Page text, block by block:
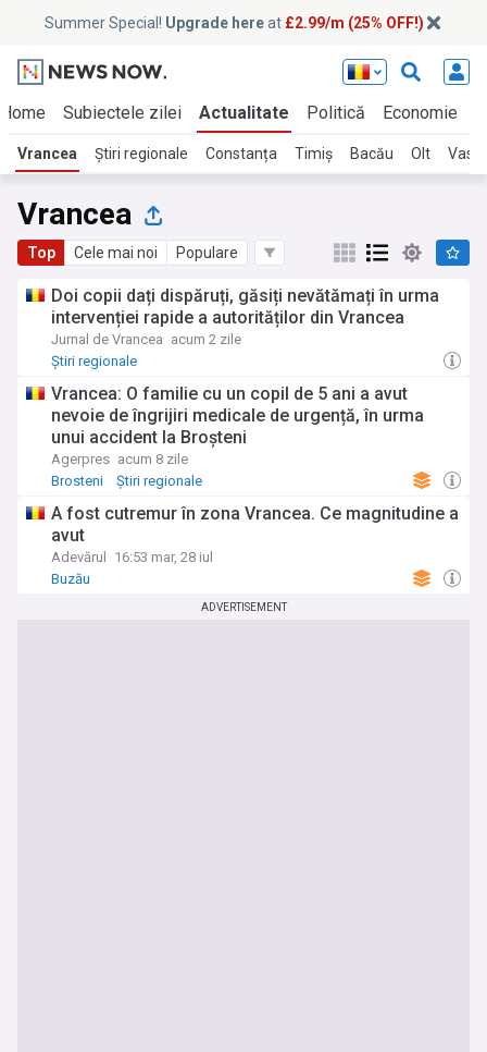
Summer Special! Upgrade hereat £2.99/m (25% OFF!)
Home Subiectele zilei Actualitate Politică Economie
Vrancea Știri regionale Constanța Timiș Bacău Olt
Vrancea
Top Cele mai noi Populare
Doi copii dați dispăruți, găsiți nevătămați în urma
intervenției rapide a autorităților din Vrancea
Jurnal de Vrancea acum 2 zile
Știri regionale
Vrancea: O familie cu un copil de 5 ani a avut
nevoie de îngrijiri medicale de urgență, în urma
unui accident la Broșteni
Agerpres acum 8 zile
Brosteni
Știri regionale
A fost cutremur în zona Vrancea. Ce magnitudine a
avut
Adevărul
16:53 mar, 28 iul
Buzău
ADVERTISEMENT